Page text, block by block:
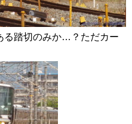
る踏切のみか…？ただカー